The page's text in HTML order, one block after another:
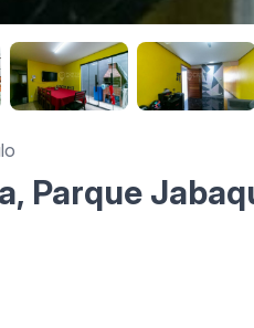
Parque